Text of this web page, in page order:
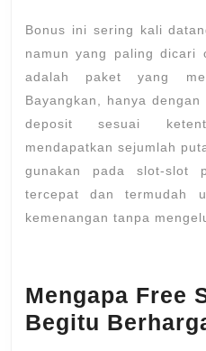
Bonus ini sering kali
namun yang paling dicari
adalah paket yang
Bayangkan, hanya
deposit sesuai
mendapatkan sejumlah
gunakan pada slot-slot
tercepat dan termudah
kemenangan tanpa
Mengapa Free
Begitu